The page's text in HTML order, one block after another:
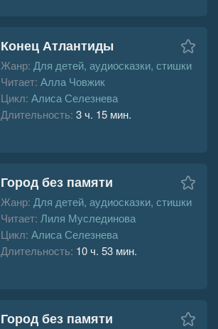
Конец Атлантиды
Жанр: Для детей, аудиосказки, стишки
Читает: Алла Човжик
Цикл: Алиса Селезнева
Длительность: 3 ч. 15 мин.
Город без памяти
Жанр: Для детей, аудиосказки, стишки
Читает: Лиля Муслединова
Цикл: Алиса Селезнева
Длительность: 10 ч. 53 мин.
Город без памяти